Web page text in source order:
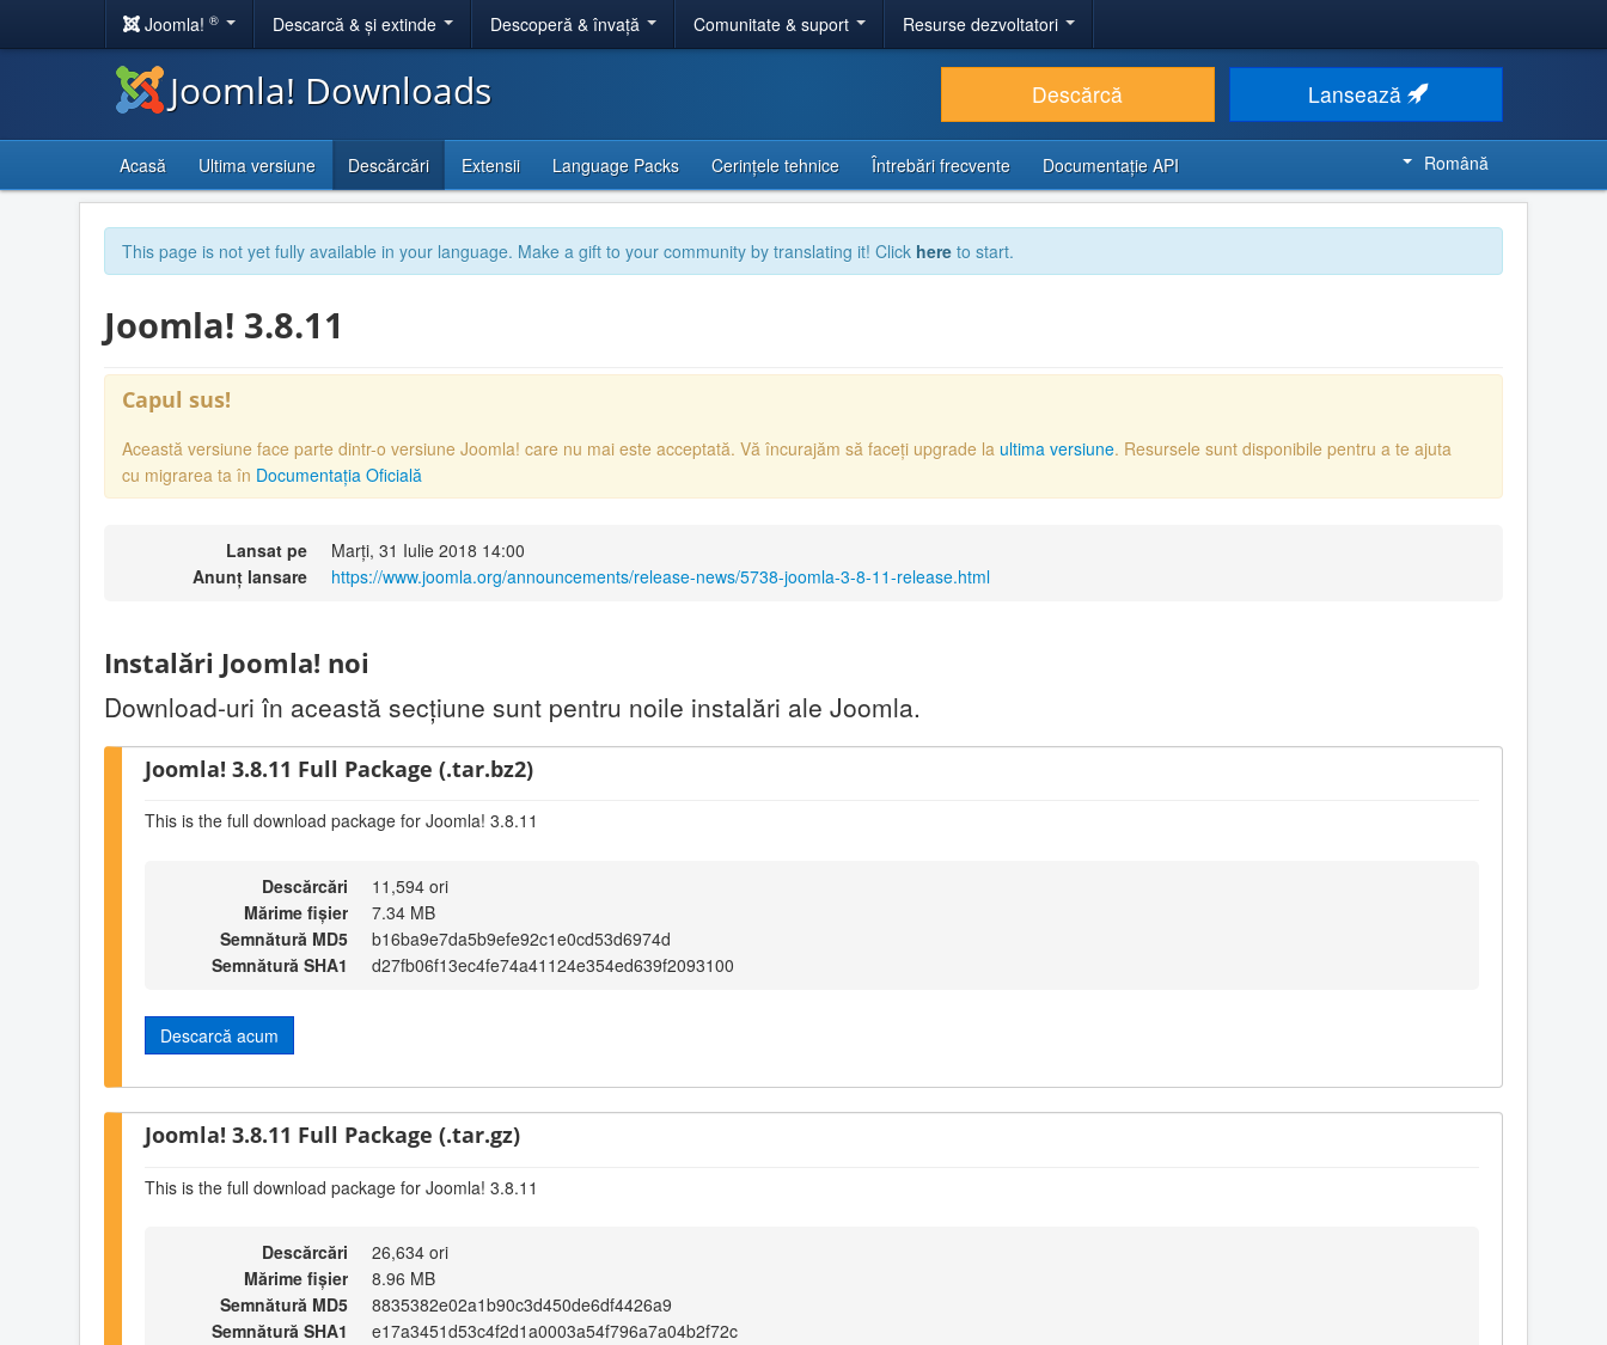
Joomla! ® Descarcă & și extinde Descoperă & învață Comunitate & suport Resurse dezvoltatori
Joomla! Downloads Descărcă Lansează
Acasă Ultima versiune Descărcări Extensii Language Packs Cerințele tehnice Întrebări frecvente Documentaţie API Română
This page is not yet fully available in your language. Make a gift to your community by translating it! Click here to start.
Joomla! 3.8.11
Capul sus!
Această versiune face parte dintr-o versiune Joomla! care nu mai este acceptată. Vă încurajăm să faceți upgrade la ultima versiune. Resursele sunt disponibile pentru a te ajuta
cu migrarea ta în Documentația Oficială
Lansat pe
Marți, 31 Iulie 2018 14:00
Anunț lansare
https://www.joomla.org/announcements/release-news/5738-joomla-3-8-11-release.html
Instalări Joomla! noi
Download-uri în această secţiune sunt pentru noile instalări ale Joomla.
Joomla! 3.8.11 Full Package (.tar.bz2)
This is the full download package for Joomla! 3.8.11
Descărcări
11,594 ori
Mărime fișier
7.34 MB
Semnătură MD5
b16ba9e7da5b9efe92c1e0cd53d6974d
Semnătură SHA1
d27fb06f13ec4fe74a41124e354ed639f2093100
Descarcă acum
Joomla! 3.8.11 Full Package (.tar.gz)
This is the full download package for Joomla! 3.8.11
Descărcări
26,634 ori
Mărime fișier
8.96 MB
Semnătură MD5
8835382e02a1b90c3d450de6df4426a9
Semnătură SHA1
e17a3451d53c4f2d1a0003a54f796a7a04b2f72c